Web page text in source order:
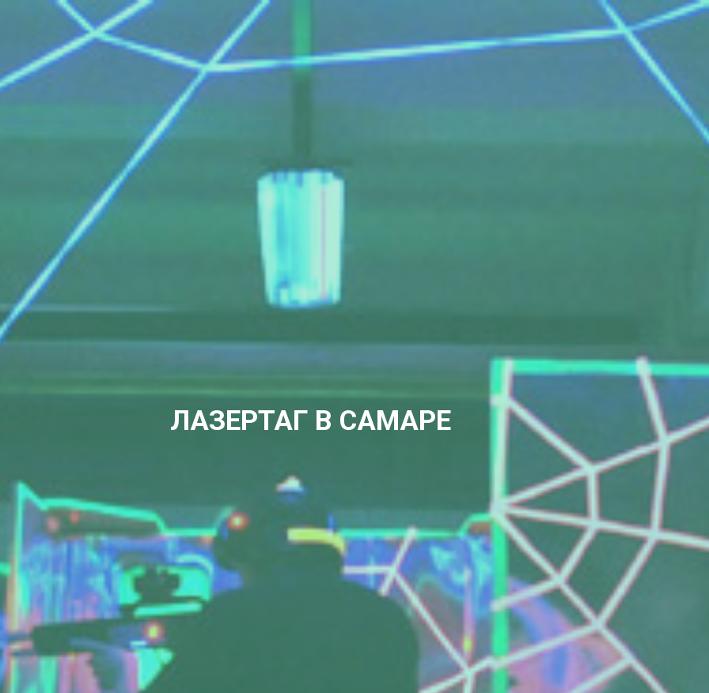
ЛАЗЕРТАГ В САМАРЕ